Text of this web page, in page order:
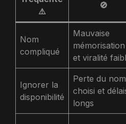
⚠️
🚫
Nom
compliqué
Mauvaise
mémorisation
et viralité
Ignorer la
disponibilité
Perte du nom
choisi et
longs